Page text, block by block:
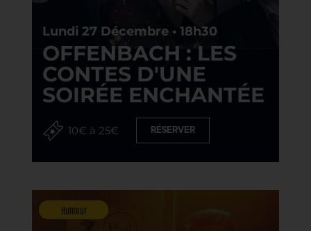
Lundi 27 Décembre • 18h30
OFFENBACH : LES
CONTES D'UNE
SOIRÉE ENCHANTÉE
10€ à 25€ RÉSERVER
Humour